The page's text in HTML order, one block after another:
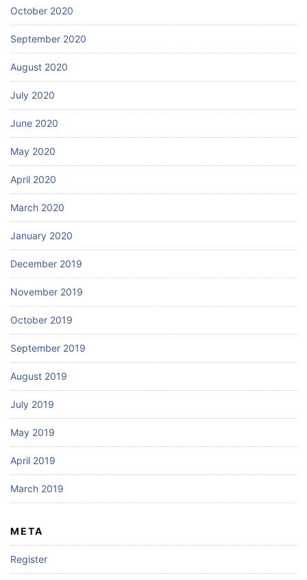
October 2020
September 2020
August 2020
July 2020
June 2020
May 2020
April 2020
March 2020
January 2020
December 2019
November 2019
October 2019
September 2019
August 2019
July 2019
May 2019
April 2019
March 2019
META
Register